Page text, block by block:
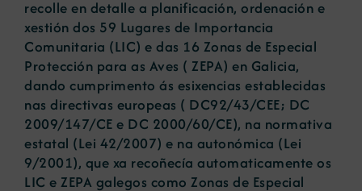
recolle en detalle a planificación, ordenación e
xestión dos 59 Lugares de Importancia
Comunitaria (LIC) e das 16 Zonas de Especial
Protección para as Aves ( ZEPA) en Galicia,
dando cumprimento ás esixencias establecidas
nas directivas europeas ( DC92/43/CEE; DC
2009/147/CE e DC 2000/60/CE), na normativa
estatal (Lei 42/2007) e na autonómica (Lei
9/2001), que xa recoñecía automaticamente os
LIC e ZEPA galegos como Zonas de Especial